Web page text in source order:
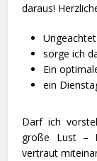
daraus!
sorge ich
Ein
ein
Darf ich
große Lust –
vertraut